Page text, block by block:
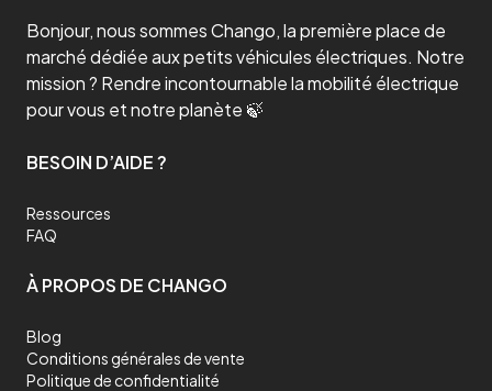
Bonjour, nous sommes Chango, la première place de
marché dédiée aux petits véhicules électriques. Notre
mission ? Rendre incontournable la mobilité électrique
pour vous et notre planète 🍃
BESOIN D’AIDE ?
Ressources
FAQ
À PROPOS DE CHANGO
Blog
Conditions générales de vente
Politique de confidentialité